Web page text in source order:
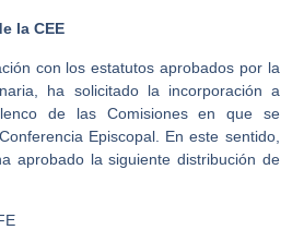
la CEE
con los estatutos aprobados por la
ha solicitado la incorporación a
de las Comisiones en que se
Episcopal. En este sentido,
aprobado la siguiente distribución de